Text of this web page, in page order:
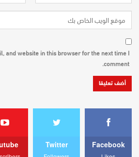
and website in this browser for the next time I
comment.
Facebook
Twitter